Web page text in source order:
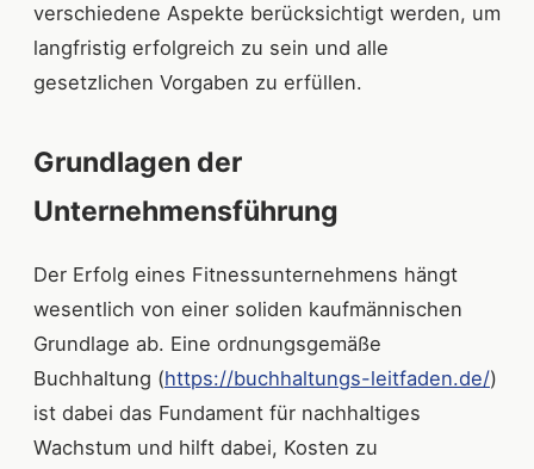
verschiedene Aspekte berücksichtigt werden, um
langfristig erfolgreich zu sein und alle
gesetzlichen Vorgaben zu erfüllen.
Grundlagen der
Unternehmensführung
Der Erfolg eines Fitnessunternehmens hängt
wesentlich von einer soliden kaufmännischen
Grundlage ab. Eine ordnungsgemäße
Buchhaltung (https://buchhaltungs-leitfaden.de/)
ist dabei das Fundament für nachhaltiges
Wachstum und hilft dabei, Kosten zu